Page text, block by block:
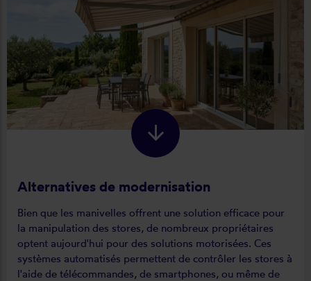
Alternatives de modernisation
Bien que les manivelles offrent une solution efficace pour
la manipulation des stores, de nombreux propriétaires
optent aujourd'hui pour des solutions motorisées. Ces
systèmes automatisés permettent de contrôler les stores à
l'aide de télécommandes, de smartphones, ou même de